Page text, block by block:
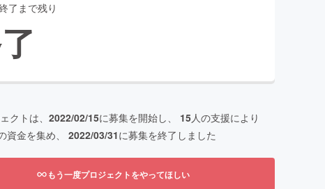
了まで残り
クトは、 2022/02/15に募集を開始し、 15人の支援により
資金を集め、 2022/03/31に募集を終了しました
もう一度プロジェクトをやってほしい